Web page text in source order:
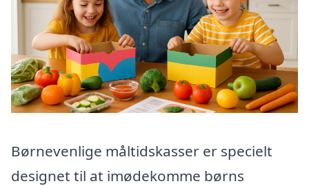
Børnevenlige måltidskasser er specielt
designet til at imødekomme børns